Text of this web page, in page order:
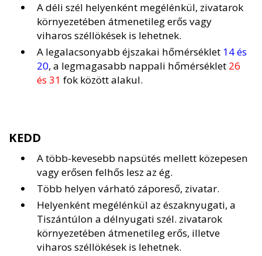
A déli szél helyenként megélénkül, zivatarok
környezetében átmenetileg erős vagy
viharos széllökések is lehetnek.
A legalacsonyabb éjszakai hőmérséklet 14 és
20, a legmagasabb nappali hőmérséklet 26
és 31 fok között alakul.
KEDD
A több-kevesebb napsütés mellett közepesen
vagy erősen felhős lesz az ég.
Több helyen várható záporeső, zivatar.
Helyenként megélénkül az északnyugati, a
Tiszántúlon a délnyugati szél. zivatarok
környezetében átmenetileg erős, illetve
viharos széllökések is lehetnek.